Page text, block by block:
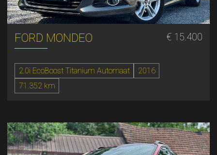
FORD MONDEO € 15.400
2.0i EcoBoost Titanium Automaat
2016
71.352 km